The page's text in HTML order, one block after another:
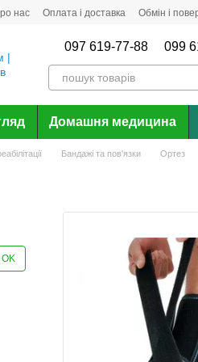
нас Оплата і доставка Обмін і
097 619-77-88 099
Домашня медицина
Бандажі та пов'язки Ортез
OK